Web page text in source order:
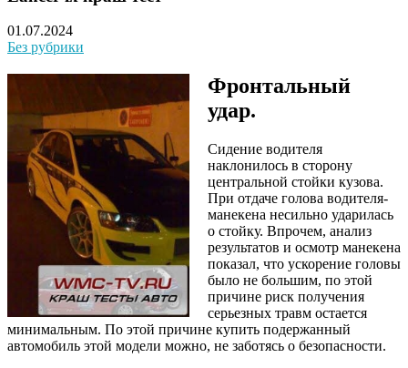
01.07.2024
Без рубрики
Фронтальный
удар.
Сидение водителя
наклонилось в сторону
центральной стойки кузова.
При отдаче голова водителя-
манекена несильно ударилась
о стойку. Впрочем, анализ
результатов и осмотр манекена
показал, что ускорение головы
было не большим, по этой
причине риск получения
серьезных травм остается
минимальным. По этой причине купить подержанный
автомобиль этой модели можно, не заботясь о безопасности.